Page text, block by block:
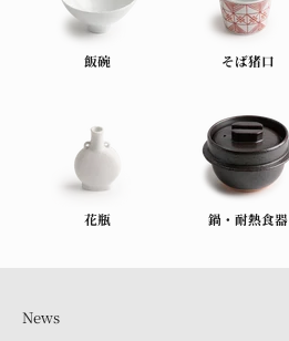
飯碗 そば猪口
花瓶 鍋・耐熱食器